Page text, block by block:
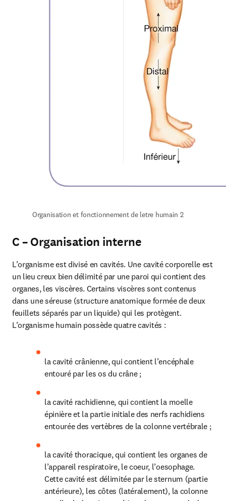
Organisation et fonctionnement de letre humain 2
C – Organisation interne
L’organisme est divisé en cavités. Une cavité corporelle est
un lieu creux bien délimité par une paroi qui contient des
organes, les viscères. Certains viscères sont contenus
dans une séreuse (structure anatomique formée de deux
feuillets séparés par un liquide) qui les protègent.
L’organisme humain possède quatre cavités :
la cavité crânienne, qui contient l’encéphale
entouré par les os du crâne ;
la cavité rachidienne, qui contient la moelle
épinière et la partie initiale des nerfs rachidiens
entourée des vertèbres de la colonne vertébrale ;
la cavité thoracique, qui contient les organes de
l’appareil respiratoire, le coeur, l’oesophage.
Cette cavité est délimitée par le sternum (partie
antérieure), les côtes (latéralement), la colonne